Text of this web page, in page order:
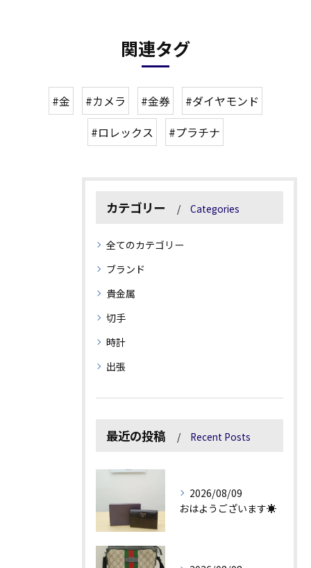
関連タグ
#金 #カメラ #金券
#ダイヤモンド
#ロレックス
#プラチナ
カテゴリー Categories
全てのカテゴリー
ブランド
貴金属
切手
時計
出張
最近の投稿 Recent Posts
2026/08/09
おはようございます☀